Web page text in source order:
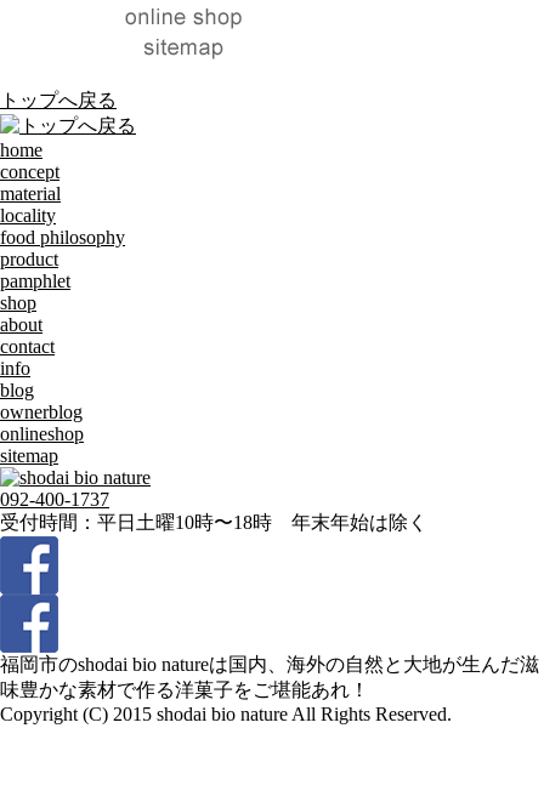
トップへ戻る
home
concept
material
locality
food philosophy
product
pamphlet
shop
about
contact
info
blog
ownerblog
onlineshop
sitemap
092-400-1737
受付時間：平日土曜10時〜18時 年末年始は除く
福岡市のshodai bio natureは国内、海外の自然と大地が生んだ滋
味豊かな素材で作る洋菓子をご堪能あれ！
Copyright (C) 2015 shodai bio nature All Rights Reserved.